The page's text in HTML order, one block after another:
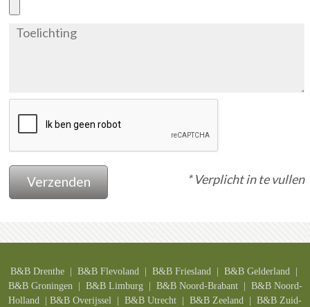
Verzenden * Verplicht in te vullen
B&B Drenthe| B&B Flevoland | B&B Friesland | B&B Gelderland |
B&B Groningen | B&B Limburg | B&B Noord-Brabant| B&B Noord-
Holland | B&B Overijssel | B&B Utrecht | B&B Zeeland | B&B Zuid-